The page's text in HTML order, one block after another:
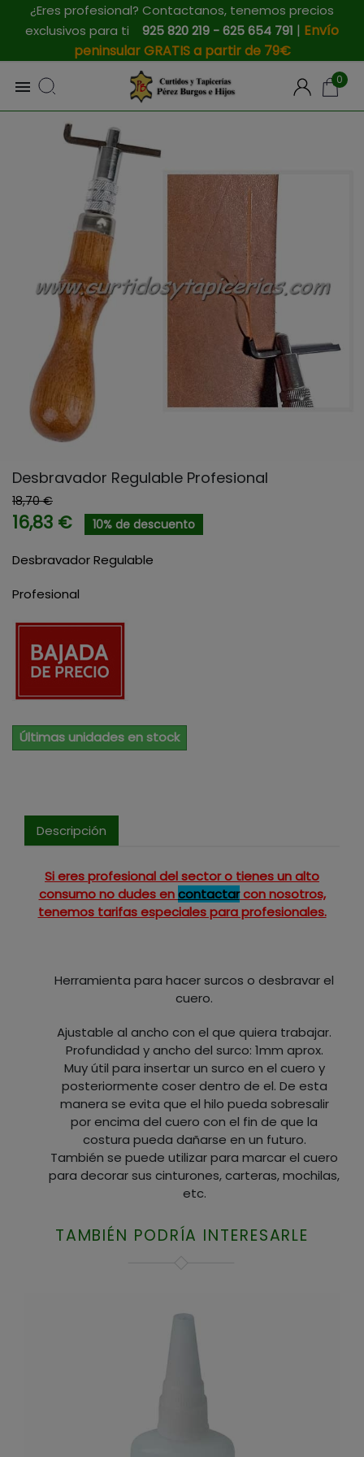
¿Eres profesional? Contactanos, tenemos precios
exclusivos para ti 925 820 219 - 625 654 791 | Envío
peninsular GRATIS a partir de 79€
 0
Desbravador Regulable Profesional
18,70 €
16,83 € 10% de descuento
Desbravador Regulable
Profesional
Últimas unidades en stock
Descripción
Si eres profesional del sector o tienes un alto
consumo no dudes encontactarcon nosotros,
tenemos tarifas especiales para profesionales.
Herramienta para hacer surcos o desbravar el
cuero.
Ajustable al ancho con el que quiera trabajar.
Profundidad y ancho del surco: 1mm aprox.
Muy útil para insertar un surco en el cuero y
posteriormente coser dentro de el. De esta
manera se evita que el hilo pueda sobresalir
por encima del cuero con el fin de que la
costura pueda dañarse en un futuro.
También se puede utilizar para marcar el cuero
para decorar sus cinturones, carteras, mochilas,
etc.
TAMBIÉN PODRÍA INTERESARLE